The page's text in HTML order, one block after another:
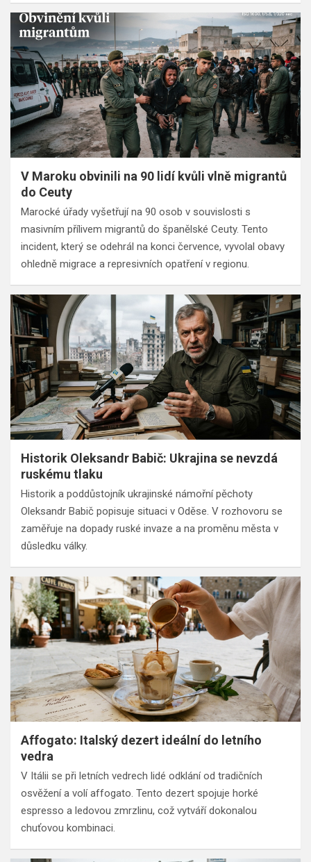
V Maroku obvinili na 90 lidí kvůli vlně migrantů
do Ceuty
Marocké úřady vyšetřují na 90 osob v souvislosti s
masivním přílivem migrantů do španělské Ceuty. Tento
incident, který se odehrál na konci července, vyvolal obavy
ohledně migrace a represivních opatření v regionu.
Historik Oleksandr Babič: Ukrajina se nevzdá
ruskému tlaku
Historik a poddůstojník ukrajinské námořní pěchoty
Oleksandr Babič popisuje situaci v Oděse. V rozhovoru se
zaměřuje na dopady ruské invaze a na proměnu města v
důsledku války.
Affogato: Italský dezert ideální do letního
vedra
V Itálii se při letních vedrech lidé odklání od tradičních
osvěžení a volí affogato. Tento dezert spojuje horké
espresso a ledovou zmrzlinu, což vytváří dokonalou
chuťovou kombinaci.